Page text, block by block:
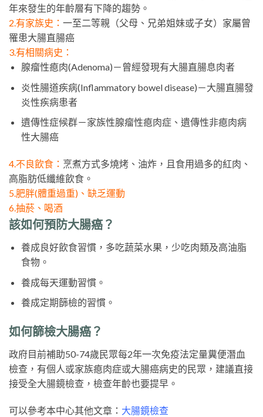
年來發生的年齡層有下降的趨勢。
2.有家族史： 一至二等親（父母、兄弟姐妹或子女）家屬曾
罹患大腸直腸癌
3.有相關病史：
腺瘤性瘜肉(Adenoma)－曾經發現有大腸直腸息肉者
炎性腸道疾病(Inflammatory bowel disease)－大腸直腸發
炎性疾病患者
遺傳性症候群－家族性腺瘤性瘜肉症、遺傳性非瘜肉病
性大腸癌
4.不良飲食： 烹煮方式多燒烤、油炸，且食用過多的紅肉、
高脂肪低纖維飲食。
5.肥胖(體重過重)、缺乏運動
6.抽菸、喝酒
該如何預防大腸癌？
養成良好飲食習慣，多吃蔬菜水果，少吃肉類及高油脂
食物。
養成每天運動習慣。
養成定期篩檢的習慣。
如何篩檢大腸癌？
政府目前補助50-74歲民眾每2年一次免疫法定量糞便潛血
檢查，有個人或家族瘜肉症或大腸癌病史的民眾，建議直接
接受全大腸鏡檢查，檢查年齡也要提早。
可以參考本中心其他文章： 大腸鏡檢查